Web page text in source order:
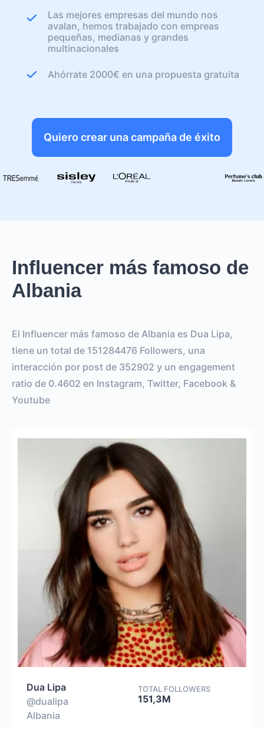
Las mejores empresas del mundo nos
avalan, hemos trabajado con empreas
pequeñas, medianas y grandes
multinacionales
Ahórrate 2000€ en una propuesta gratuita
Quiero crear una campaña de éxito
Influencer más famoso de
Albania
El Influencer más famoso de Albania es Dua Lipa,
tiene un total de 151284476 Followers, una
interacción por post de 352902 y un engagement
ratio de 0.4602 en Instagram, Twitter, Facebook &
Youtube
Dua Lipa
@dualipa
Albania
TOTAL FOLLOWERS
151,3M